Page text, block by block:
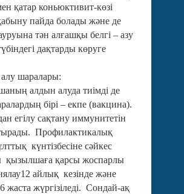
қатар коньюктивит-көзі
пайда болады және де
тән алғашқы белгі – азу
дақтарды көруге
шаралары:
алдын алуда тиімді де
бірі – екпе (вакцина).
егілу сақтану иммунитетін
Профилактикалық
күнтізбесіне сәйкес
қызылшаға қарсы жоспарлы
айлық кезінде және
жаста жүргізіледі. Сондай-ақ